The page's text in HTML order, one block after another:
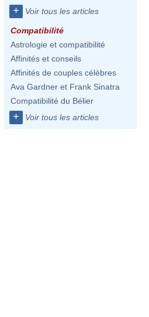
+ Voir tous les articles
Compatibilité
Astrologie et compatibilité
Affinités et conseils
Affinités de couples célèbres
Ava Gardner et Frank Sinatra
Compatibilité du Bélier
+ Voir tous les articles